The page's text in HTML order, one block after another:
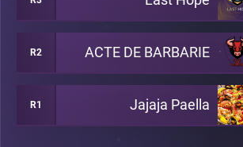
R2 ACTE DE BARBARIE
R1 Jajaja Paella